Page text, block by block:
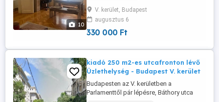
10
szoba külön (fürdőn keresztül) és
egymásba is nyílik. A fél szoba a ház
csendes belső udvarára néz. Konyha ...
V. kerület, Budapest
augusztus 6
330 000 Ft
kiadó 250 m2-es utcafronton lévő
Üzlethelység - Budapest V. kerület
Budapesten az V. kerületben a
Parlamenttől pár lépésre, Báthory utca